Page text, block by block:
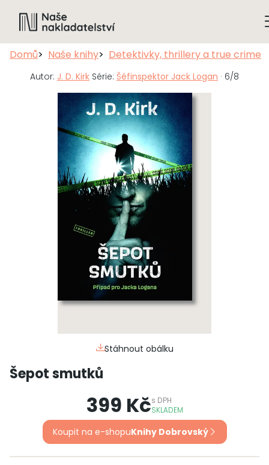
Domů Naše knihy Detektivky, thrillery a true crime
Autor: J. D. Kirk Série: Šéfinspektor Jack Logan · 6/8
Stáhnout obálku
Šepot smutků
399 Kčs DPH
SKLADEM
Koupit na e-shopuKnihy Dobrovský